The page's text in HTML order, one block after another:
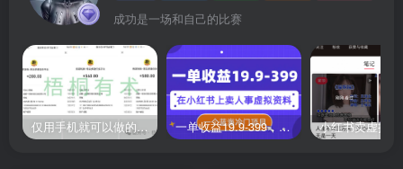
成功是一场和自己的比赛
仅用手机就可以做的小项目，当天就能见钱，每天100-300 一单收益19.9-399，一个蓝海冷门项目，在小红书上卖人事虚拟资料